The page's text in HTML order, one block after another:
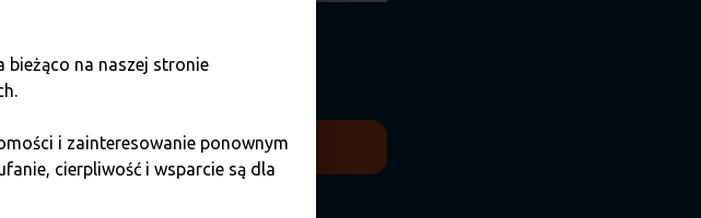
Sp. z o.o. oraz spółki powiązane w celach
bieżąco na naszej stronie
i zainteresowanie ponownym
cierpliwość i wsparcie są dla